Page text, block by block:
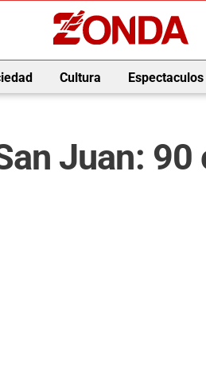
Cultura Espectaculos
Juan: 90